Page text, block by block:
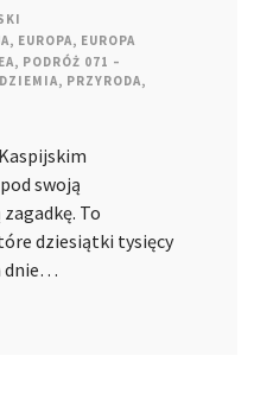
, EUROPA, EUROPA
, PODRÓŻ 071 –
, PRZYRODA,
swoją
To
dziesiątki tysięcy
dnie…